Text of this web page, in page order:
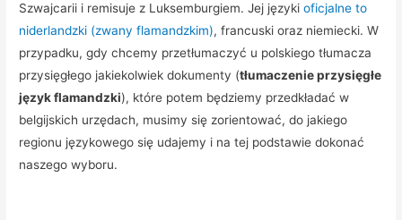
Szwajcarii i remisuje z Luksemburgiem. Jej językioficjalne to
niderlandzki (zwany flamandzkim), francuski oraz niemiecki. W
przypadku, gdy chcemy przetłumaczyć u polskiego tłumacza
przysięgłego jakiekolwiek dokumenty (tłumaczenie przysięgłe
język flamandzki), które potem będziemy przedkładać w
belgijskich urzędach, musimy się zorientować, do jakiego
regionu językowego się udajemy i na tej podstawie dokonać
naszego wyboru.